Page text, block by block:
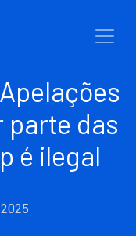
parte das
é ilegal